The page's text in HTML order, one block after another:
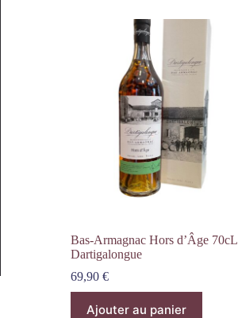
Bas-Armagnac Hors d’Âge 70cL
Dartigalongue
69,90 €
Ajouter au panier